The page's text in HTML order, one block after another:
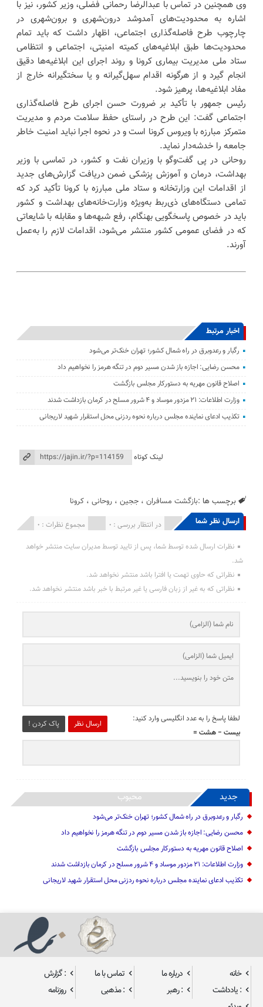
وی همچنین در تماس با عبدالرضا رحمانی فضلی، وزیر کشور، نیز با
اشاره به محدودیت‌های آمدوشد درون‌شهری و برون‌شهری در
چارچوب طرح فاصله‌گذاری اجتماعی، اظهار داشت که باید تمام
محدودیت‌ها طبق ابلاغیه‌های کمیته امنیتی، اجتماعی و انتظامی
ستاد ملی مدیریت بیماری کرونا و روند اجرای این ابلاغیه‌ها دقیق
انجام گیرد و از هرگونه اقدام سهل‌گیرانه و یا سختگیرانه خارج از
مفاد ابلاغیه‌ها، پرهیز شود.
رئیس جمهور با تأکید بر ضرورت حسن اجرای طرح فاصله‌گذاری
اجتماعی گفت: این طرح در راستای حفظ سلامت مردم و مدیریت
متمرکز مبارزه با ویروس کرونا است و در نحوه اجرا نباید امنیت خاطر
جامعه را خدشه‌دار نماید.
روحانی در پی گفت‌وگو با وزیران نفت و کشور، در تماسی با وزیر
بهداشت، درمان و آموزش پزشکی ضمن دریافت گزارش‌های جدید
از اقدامات این وزارتخانه و ستاد ملی مبارزه با کرونا تأکید کرد که
تمامی دستگاه‌های ذی‌ربط به‌ویژه وزارت‌خانه‌های بهداشت و کشور
باید در خصوص پاسخگویی بهنگام، رفع شبهه‌ها و مقابله با شایعاتی
که در فضای عمومی کشور منتشر می‌شود، اقدامات لازم را به‌عمل
آورند.
اخبار مرتبط
رگبار و رعدوبرق در راه شمال کشور؛ تهران خنک‌تر می‌شود
محسن رضایی: اجازه باز شدن مسیر دوم در تنگه هرمز را نخواهیم داد
اصلاح قانون مهریه به دستورکار مجلس بازگشت
وزارت اطلاعات: ۲۱ مزدور موساد و ۴ شرور مسلح در کرمان بازداشت شدند
تکذیب ادعای نماینده مجلس درباره نحوه ردزنی محل استقرار شهید لاریجانی
لینک کوتاه
برچسب ها :بازگشت مسافران ،ججین ،روحانی ،کرونا
ارسال نظر شما مجموع نظرات : 0 در انتظار بررسی : 0 انتشار یافته : 0
نظرات ارسال شده توسط شما، پس از تایید توسط مدیران سایت منتشر خواهد
شد.
نظراتی که حاوی تهمت یا افترا باشد منتشر نخواهد شد.
نظراتی که به غیر از زبان فارسی یا غیر مرتبط با خبر باشد منتشر نخواهد شد.
ارسال نظر پاک کردن !
لطفا پاسخ را به عدد انگلیسی وارد کنید:
بیست − هشت =
جدید محبوب
رگبار و رعدوبرق در راه شمال کشور؛ تهران خنک‌تر می‌شود
محسن رضایی: اجازه باز شدن مسیر دوم در تنگه هرمز را نخواهیم داد
اصلاح قانون مهریه به دستورکار مجلس بازگشت
وزارت اطلاعات: ۲۱ مزدور موساد و ۴ شرور مسلح در کرمان بازداشت شدند
تکذیب ادعای نماینده مجلس درباره نحوه ردزنی محل استقرار شهید لاریجانی
خانه درباره ما تماس با ما
: گزارش
: یادداشت
: رهبر : مذهبی
روزنامه